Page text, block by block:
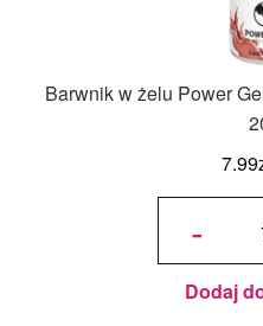
Barwnik w żelu Power
7.99
-
ilość
Power
Gel
Firmness
Koralowy
Dodaj